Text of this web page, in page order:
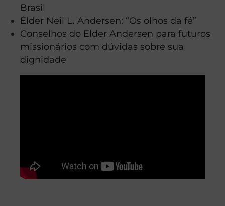
Brasil
Élder Neil L. Andersen: “Os olhos da fé”
Conselhos do Elder Andersen para futuros
missionários com dúvidas sobre sua
dignidade